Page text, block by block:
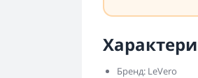
Бренд: LeVero